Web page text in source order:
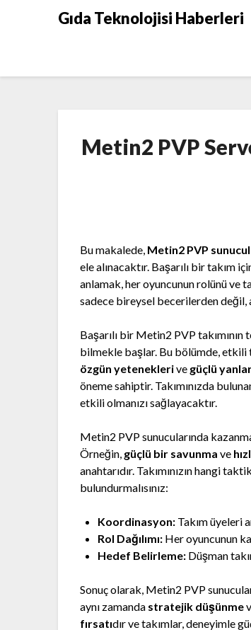
Gıda Teknolojisi Haberleri
Metin2 PVP
Bu makalede, Metin2 PVP
ele alınacaktır. Başarılı bir takım
anlamak, her oyuncunun rolünü ve
sadece bireysel becerilerden değil,
Başarılı bir Metin2 PVP
bilmekle başlar. Bu bölümde, etkili
özgün yeteneklerive güçlü
öneme sahiptir. Takımınızda
etkili olmanızı sağlayacaktır.
Metin2 PVP sunucularında
Örneğin, güçlü bir savunma ve
anahtarıdır. Takımınızın hangi
bulundurmalısınız:
Koordinasyon: Takım üyeleri
Rol Dağılımı: Her oyuncunun
Hedef Belirleme: Düşman
Sonuç olarak, Metin2 PVP
aynı zamanda stratejik düşünme
fırsatıdır ve takımlar, deneyimle